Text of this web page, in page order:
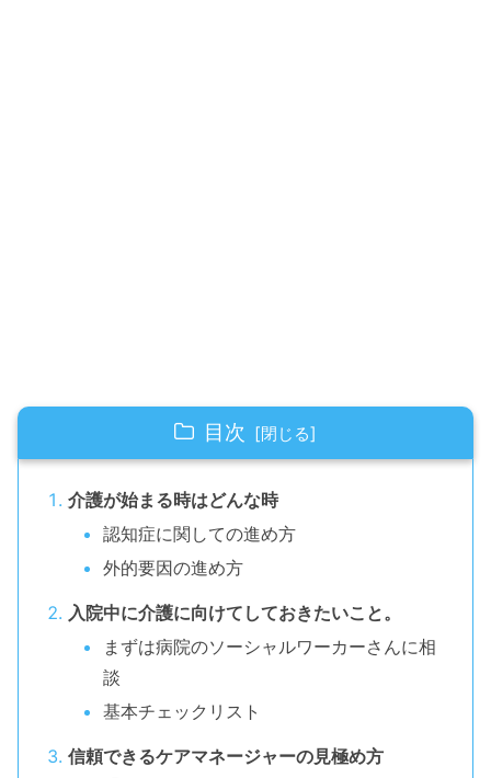
目次
介護が始まる時はどんな時
認知症に関しての進め方
外的要因の進め方
入院中に介護に向けてしておきたいこと。
まずは病院のソーシャルワーカーさんに相
談
基本チェックリスト
信頼できるケアマネージャーの見極め方